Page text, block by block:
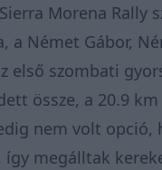
Morena Rally
a Német Gábor,
első szombati
össze, a 20.9 km
nem volt opció,
így megálltak